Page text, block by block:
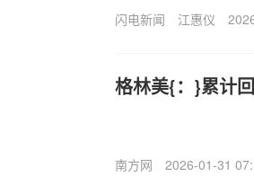
闪电新闻 江惠仪
格林美{：}累计
南方网 2026-01-31